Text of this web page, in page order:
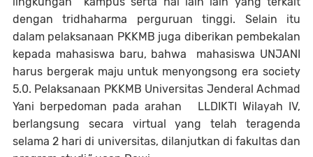
dengan tridhaharma perguruan tinggi. Selain itu
dalam pelaksanaan PKKMB juga diberikan pembekalan
kepada mahasiswa baru, bahwa mahasiswa UNJANI
harus bergerak maju untuk menyongsong era society
5.0. Pelaksanaan PKKMB Universitas Jenderal Achmad
Yani berpedoman pada arahan LLDIKTI Wilayah IV,
berlangsung secara virtual yang telah teragenda
selama 2 hari di universitas, dilanjutkan di fakultas dan